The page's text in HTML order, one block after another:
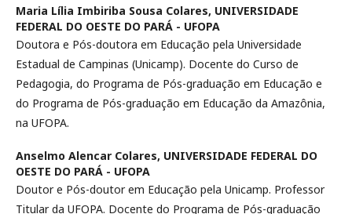
Maria Lília Imbiriba Sousa Colares, UNIVERSIDADE
FEDERAL DO OESTE DO PARÁ - UFOPA
Doutora e Pós-doutora em Educação pela Universidade
Estadual de Campinas (Unicamp). Docente do Curso de
Pedagogia, do Programa de Pós-graduação em Educação e
do Programa de Pós-graduação em Educação da Amazônia,
na UFOPA.
Anselmo Alencar Colares, UNIVERSIDADE FEDERAL DO
OESTE DO PARÁ - UFOPA
Doutor e Pós-doutor em Educação pela Unicamp. Professor
Titular da UFOPA. Docente do Programa de Pós-graduação